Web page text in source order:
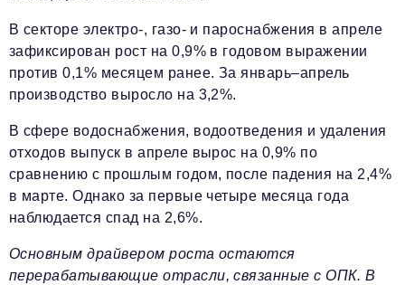
В секторе электро-, газо- и пароснабжения в апреле
зафиксирован рост на 0,9% в годовом выражении
против 0,1% месяцем ранее. За январь–апрель
производство выросло на 3,2%.
В сфере водоснабжения, водоотведения и удаления
отходов выпуск в апреле вырос на 0,9% по
сравнению с прошлым годом, после падения на 2,4%
в марте. Однако за первые четыре месяца года
наблюдается спад на 2,6%.
Основным драйвером роста остаются
перерабатывающие отрасли, связанные с ОПК. В